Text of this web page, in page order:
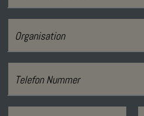
Organisation
Telefon Nummer